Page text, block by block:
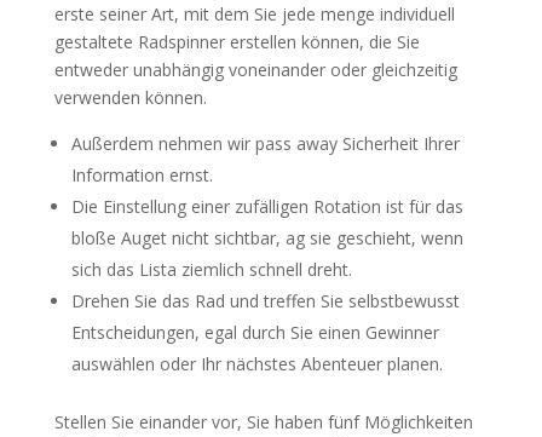
erste seiner Art, mit dem Sie jede menge individuell
gestaltete Radspinner erstellen können, die Sie
entweder unabhängig voneinander oder gleichzeitig
verwenden können.
Außerdem nehmen wir pass away Sicherheit Ihrer
Information ernst.
Die Einstellung einer zufälligen Rotation ist für das
bloße Auget nicht sichtbar, ag sie geschieht, wenn
sich das Lista ziemlich schnell dreht.
Drehen Sie das Rad und treffen Sie selbstbewusst
Entscheidungen, egal durch Sie einen Gewinner
auswählen oder Ihr nächstes Abenteuer planen.
Stellen Sie einander vor, Sie haben fünf Möglichkeiten